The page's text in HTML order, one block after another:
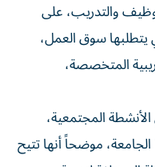
والتدريب، على
يتطلبها سوق العمل،
المتخصصة،
المجتمعية،
موضحاً أنها تتيح